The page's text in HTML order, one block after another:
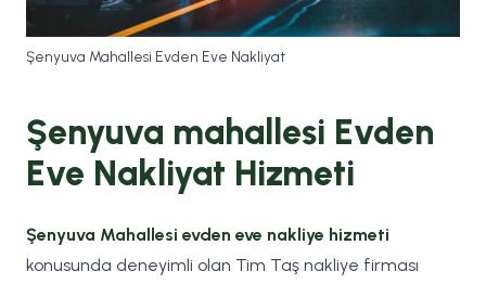
Şenyuva Mahallesi Evden Eve Nakliyat
Şenyuva mahallesi Evden
Eve Nakliyat Hizmeti
Şenyuva Mahallesi evden eve nakliye hizmeti
konusunda deneyimli olan Tim Taş nakliye firması